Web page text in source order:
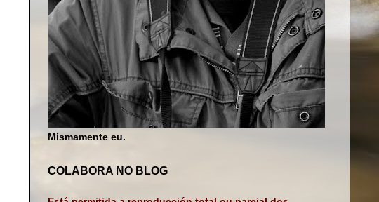
Mismamente eu.
COLABORA NO BLOG